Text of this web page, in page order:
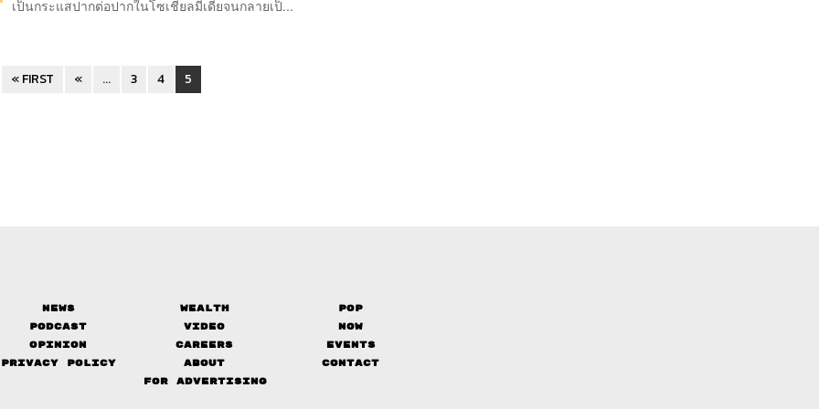
เป็นกระแสปากต่อปากในโซเชียลมีเดียจนกลายเป็...
« FIRST « ... 3 4 5
News Wealth
Pop
Podcast
Video
Now
Opinion
Careers
Events
Privacy Policy
About
Contact
FOR ADVERTISING